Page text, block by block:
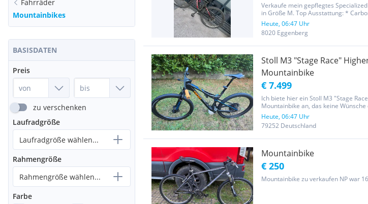
Fahrräder
Mountainbikes
BASISDATEN
Preis
zu verschenken
Laufradgröße
Laufradgröße wählen...
Rahmengröße
Rahmengröße wählen...
Farbe
Verkaufe mein gepflegtes
in Größe M. Top Ausstattung: *
Federgabel * Fox Float Dämpfer /
* Hydraulische Scheibenbremsen *
Heute, 06:47 Uhr
8020 Eggenberg
Stoll M3 "Stage Race"
Mountainbike
€ 7.499
Ich biete hier ein Stoll M3 "Stage
Mountainbike an, das keine
Mountainbike ist perfekt für alle
flachem Terrain, bis hin zu
Carbonrahmen...
Heute, 06:47 Uhr
79252 Deutschland
Mountainbike
€ 250
Mountainbike zu verkaufen NP war